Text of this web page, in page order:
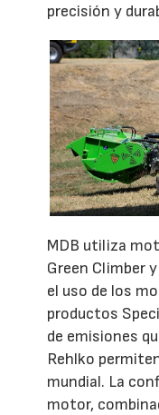
precisión y
MDB utiliza
Green Climber
el uso de los
productos
de emisiones
Rehlko
mundial. La
motor,